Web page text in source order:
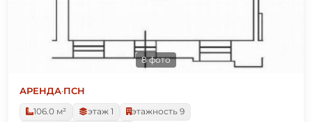
8 фото
АРЕНДА·ПСН
106.0 м²
этаж 1
этажность 9